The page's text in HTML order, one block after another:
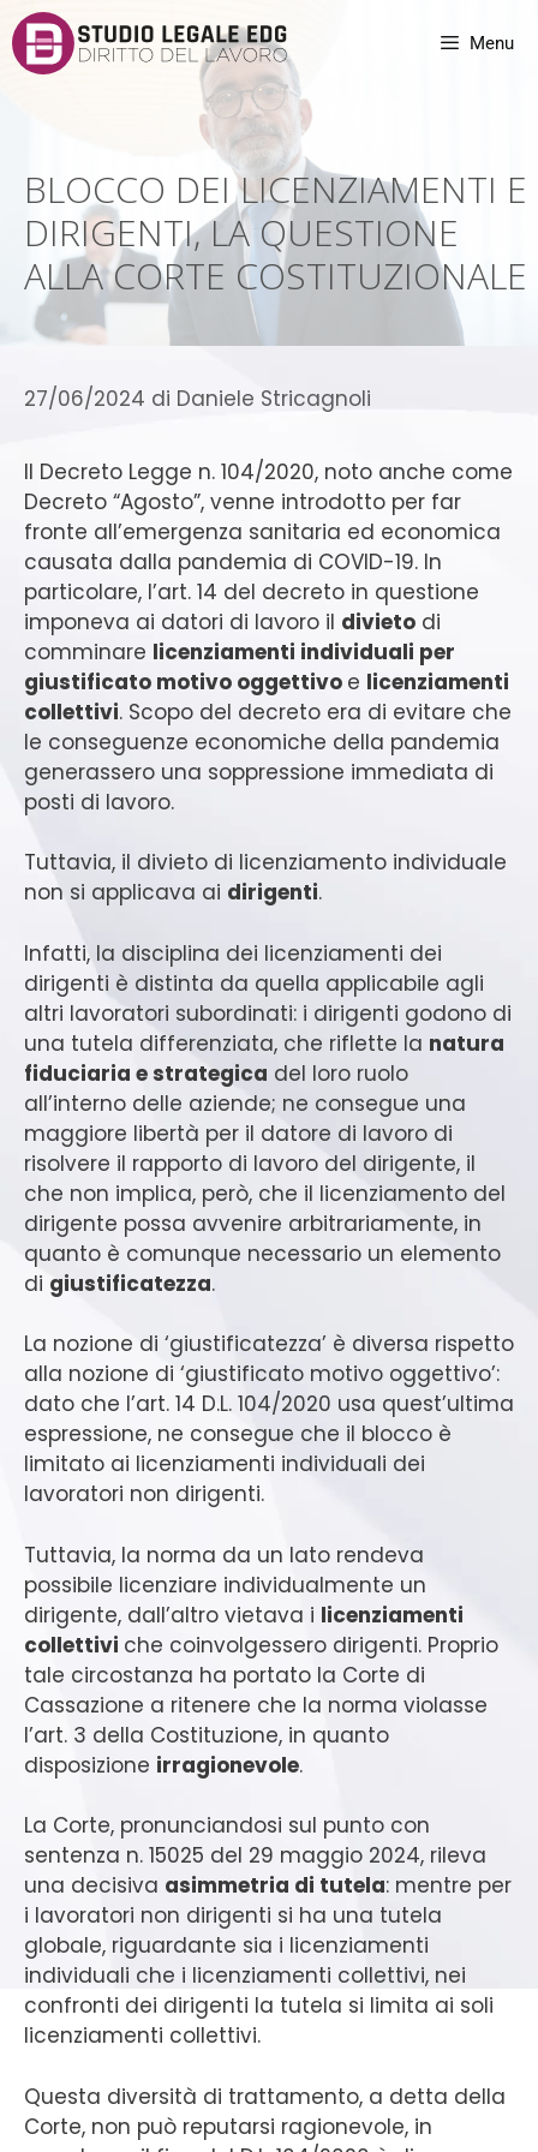
Menu
BLOCCO DEI LICENZIAMENTI E
DIRIGENTI, LA QUESTIONE
ALLA CORTE COSTITUZIONALE
27/06/2024 di Daniele Stricagnoli
Il Decreto Legge n. 104/2020, noto anche come
Decreto “Agosto”, venne introdotto per far
fronte all’emergenza sanitaria ed economica
causata dalla pandemia di COVID-19. In
particolare, l’art. 14 del decreto in questione
imponeva ai datori di lavoro il divieto di
comminare licenziamenti individuali per
giustificato motivo oggettivo e licenziamenti
collettivi. Scopo del decreto era di evitare che
le conseguenze economiche della pandemia
generassero una soppressione immediata di
posti di lavoro.
Tuttavia, il divieto di licenziamento individuale
non si applicava ai dirigenti.
Infatti, la disciplina dei licenziamenti dei
dirigenti è distinta da quella applicabile agli
altri lavoratori subordinati: i dirigenti godono di
una tutela differenziata, che riflette la natura
fiduciaria e strategica del loro ruolo
all’interno delle aziende; ne consegue una
maggiore libertà per il datore di lavoro di
risolvere il rapporto di lavoro del dirigente, il
che non implica, però, che il licenziamento del
dirigente possa avvenire arbitrariamente, in
quanto è comunque necessario un elemento
di giustificatezza.
La nozione di ‘giustificatezza’ è diversa rispetto
alla nozione di ‘giustificato motivo oggettivo’:
dato che l’art. 14 D.L. 104/2020 usa quest’ultima
espressione, ne consegue che il blocco è
limitato ai licenziamenti individuali dei
lavoratori non dirigenti.
Tuttavia, la norma da un lato rendeva
possibile licenziare individualmente un
dirigente, dall’altro vietava i licenziamenti
collettivi che coinvolgessero dirigenti. Proprio
tale circostanza ha portato la Corte di
Cassazione a ritenere che la norma violasse
l’art. 3 della Costituzione, in quanto
disposizione irragionevole.
La Corte, pronunciandosi sul punto con
sentenza n. 15025 del 29 maggio 2024, rileva
una decisiva asimmetria di tutela: mentre per
i lavoratori non dirigenti si ha una tutela
globale, riguardante sia i licenziamenti
individuali che i licenziamenti collettivi, nei
confronti dei dirigenti la tutela si limita ai soli
licenziamenti collettivi.
Questa diversità di trattamento, a detta della
Corte, non può reputarsi ragionevole, in